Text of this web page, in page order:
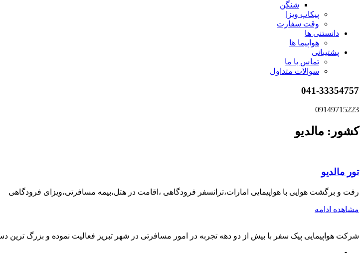
شنگن
پیکاپ ویزا
وقت سفارت
دانستنی ها
هواپیما ها
پشتیبانی
تماس با ما
سوالات متداول
041-33354757
09149715223
کشور: مالدیو
تور مالدیو
رفت و برگشت هوایی با هواپیمایی امارات،ترانسفر فرودگاهی ،اقامت در هتل،بیمه مسافرتی،ویزای فرودگاهی
مشاهده ادامه
شرکت هواپیمایی پیک سفر با بیش از دو دهه تجربه در امور مسافرتی در شهر تبریز فعالیت نموده و بزرگ